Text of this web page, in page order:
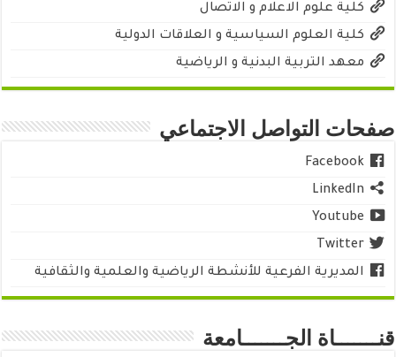
كلية علوم الاعلام و الاتصال
كلية العلوم السياسية و العلاقات الدولية
معهد التربية البدنية و الرياضية
صفحات التواصل الاجتماعي
Facebook
LinkedIn
Youtube
Twitter
المديرية الفرعية للأنشطة الرياضية والعلمية والثقافية
قنـــــــاة الجـــــــامعة